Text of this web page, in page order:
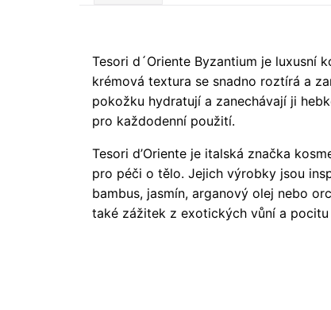
Tesori d´Oriente Byzantium je luxusní
krémová textura se snadno roztírá a
pokožku hydratují a zanechávají ji
pro každodenní použití.
Tesori d’Oriente je italská značka
pro péči o tělo. Jejich výrobky jsou
bambus, jasmín, arganový olej nebo
také zážitek z exotických vůní a pocitu